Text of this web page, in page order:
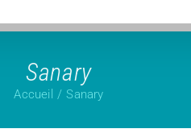
Sanary
Accueil Sanary